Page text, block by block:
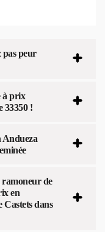
pas peur
à prix
33350 !
Andueza
ramoneur de
en
Castets dans